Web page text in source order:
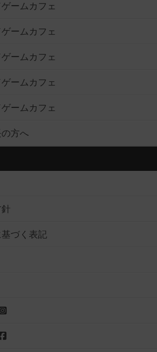
ームカフェ
ームカフェ
ームカフェ
ームカフェ
ームカフェ
方へ
づく表記